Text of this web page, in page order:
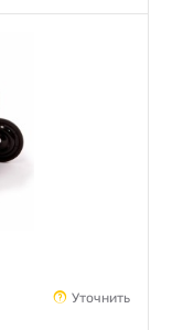
Уточнить